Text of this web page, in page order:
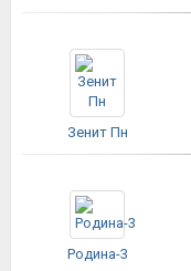
Зенит Пн
Родина-3